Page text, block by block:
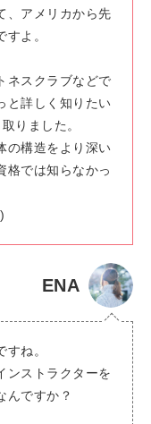
、アメリカから先
よ。
ネスクラブなどで
と詳しく知りたい
りました。
の構造をより深い
格では知らなかっ
ENA
ね。
ンストラクターを
んですか？